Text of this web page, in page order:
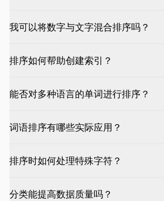
我可以将数字与文字混合排序吗？
排序如何帮助创建索引？
能否对多种语言的单词进行排序？
词语排序有哪些实际应用？
排序时如何处理特殊字符？
分类能提高数据质量吗？